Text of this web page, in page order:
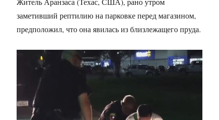
заметивший рептилию на парковке перед магазином,
предположил, что она явилась из близлежащего пруда.